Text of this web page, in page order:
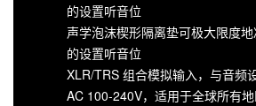
的设置听音位
声学泡沫楔形隔离垫可极大限度
的设置听音位
XLR/TRS 组合模拟输入，与音频
AC 100-240V，适用于全球所有